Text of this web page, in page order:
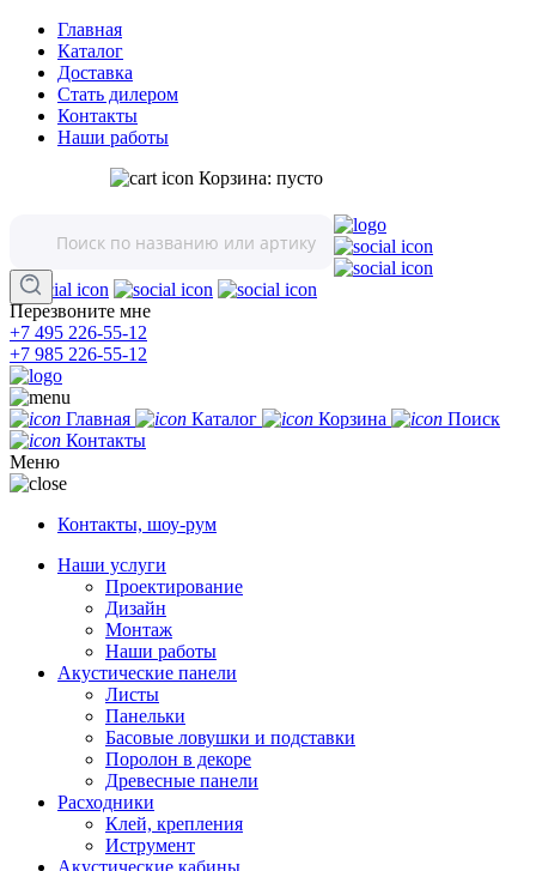
Главная
Каталог
Доставка
Стать дилером
Контакты
Наши работы
Корзина: пусто
Перезвоните мне
+7 495 226-55-12
+7 985 226-55-12
Главная Каталог Корзина
Поиск
Контакты
Меню
Контакты, шоу-рум
Наши услуги
Проектирование
Дизайн
Монтаж
Наши работы
Акустические панели
Листы
Панельки
Басовые ловушки и подставки
Поролон в декоре
Древесные панели
Расходники
Клей, крепления
Иструмент
Акустические кабины